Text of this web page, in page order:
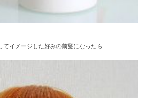
てイメージした好みの前髪になったら